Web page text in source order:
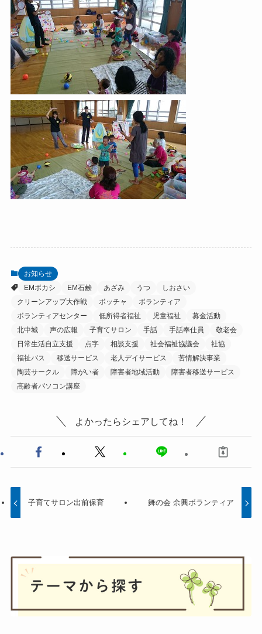
お知らせ
EMボカシ
EM石鹸 あざみ うつ
しおさい
クリーンアップ大作戦
ボッチャ
ボランティア
ボランティアセンター
低所得者福祉 児童福祉
募金活動
北中城
声の広報 子育てサロン 手話 手話奉仕員
敬老会
日常生活自立支援
点字 相談支援 社会福祉協議会
社協
福祉バス
移送サービス 老人デイサービス
苦情解決事業
陶芸サークル
障がい者 障害者地域活動
障害者移送サービス
高齢者パソコン講座
よかったらシェアしてね！
子育てサロン出前保育 舞の会 余興ボランティア